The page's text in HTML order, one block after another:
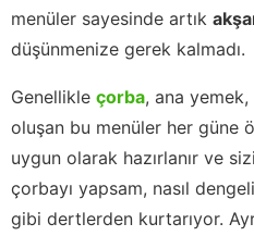
menüler sayesinde artık
düşünmenize gerek kalmadı.
Genellikle çorba, ana
oluşan bu menüler her güne
uygun olarak hazırlanır ve
çorbayı yapsam, nasıl
gibi dertlerden kurtarıyor.